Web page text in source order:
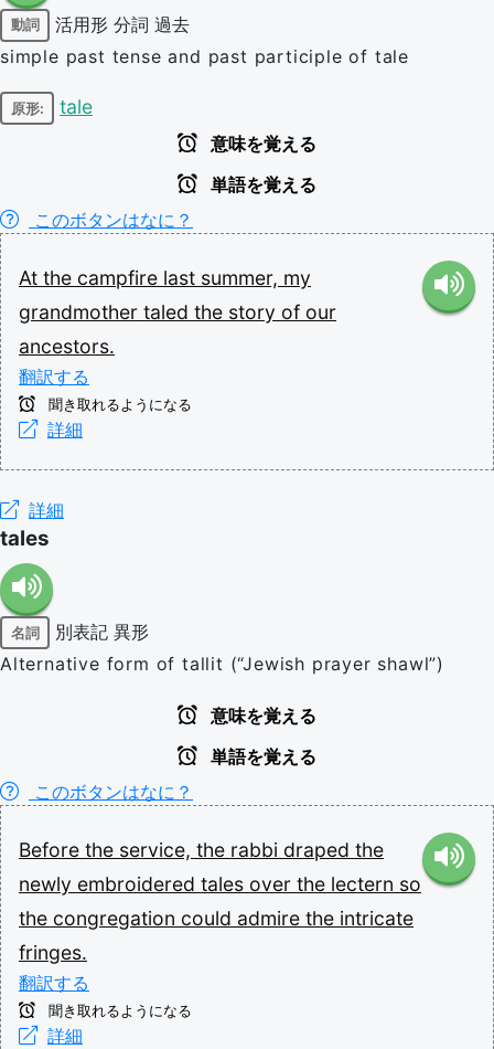
動詞 活用形 分詞 過去
simple past tense and past participle of tale
原形: tale
意味を覚える
単語を覚える
このボタンはなに？
At the campfire last summer, my
grandmother taled the story of our
ancestors.
翻訳する
聞き取れるようになる
詳細
詳細
tales
名詞 別表記 異形
Alternative form of tallit (“Jewish prayer shawl”)
意味を覚える
単語を覚える
このボタンはなに？
Before the service, the rabbi draped the
newly embroidered tales over the lectern so
the congregation could admire the intricate
fringes.
翻訳する
聞き取れるようになる
詳細